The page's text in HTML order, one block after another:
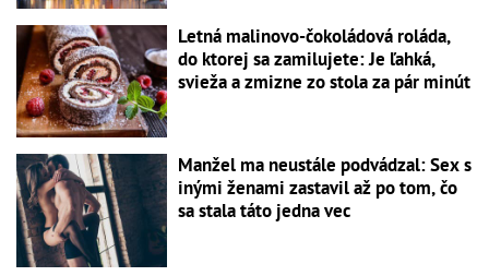
Letná malinovo-čokoládová roláda,
do ktorej sa zamilujete: Je ľahká,
svieža a zmizne zo stola za pár minút
Manžel ma neustále podvádzal: Sex s
inými ženami zastavil až po tom, čo
sa stala táto jedna vec